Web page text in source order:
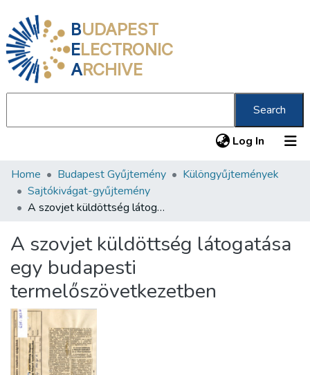
BUDAPEST
ELECTRONIC
ARCHIVE
Search
Log In (current)
Communities & Collections
All of DSpace
About us
Home Budapest Gyűjtemény
Különgyűjtemények
Sajtókivágat-gyűjtemény
A szovjet küldöttség látogatása egy budapesti termelőszövetkezetben
A szovjet küldöttség látogatása
egy budapesti
termelőszövetkezetben